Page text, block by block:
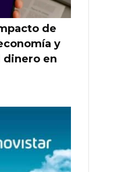
de
y
en